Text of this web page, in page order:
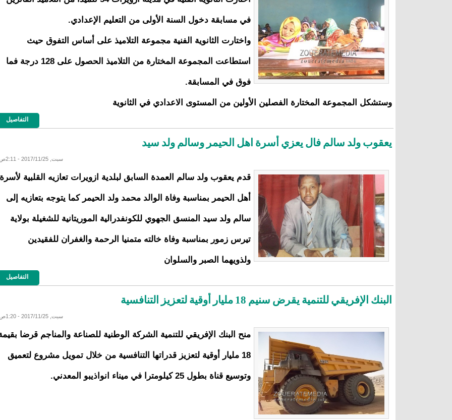
في مسابقة دخول السنة الأولى من التعليم الإعدادي.
واختارت الثانوية الفنية مجموعة التلاميذ على أساس التفوق حيث
استطاعت المجموعة المختارة من التلاميذ الحصول على 128 درجة فما
فوق في المسابقة.
وستشكل المجموعة المختارة الفصلين الأولين من المستوى الاعدادي في الثانوية
التفاصيل
يعقوب ولد سالم فال يعزي أسرة اهل الحيمر وسالم ولد سيد
سبت, 2017/11/25 - 2:11ص
قدم يعقوب ولد سالم العمدة السابق لبلدية ازويرات تعازيه القلبية لأسرة
أهل الحيمر بمناسبة وفاة الوالد محمد ولد الحيمر كما يتوجه بتعازيه إلى
سالم ولد سيد المنسق الجهوي للكونفدرالية الموريتانية للشغيلة بولاية
تيرس زمور بمناسبة وفاة خالته متمنيا الرحمة والغفران للفقيدين
ولذويهما الصبر والسلوان
التفاصيل
البنك الإفريقي للتنمية يقرض سنيم 18 مليار أوقية لتعزيز التنافسية
سبت, 2017/11/25 - 1:20ص
منح البنك الإفريقي للتنمية الشركة الوطنية للصناعة والمناجم قرضا
18 مليار أوقية لتعزيز قدراتها التنافسية من خلال تمويل مشروع لتعميق
وتوسيع قناة بطول 25 كيلومترا في ميناء انواذيبو المعدني.